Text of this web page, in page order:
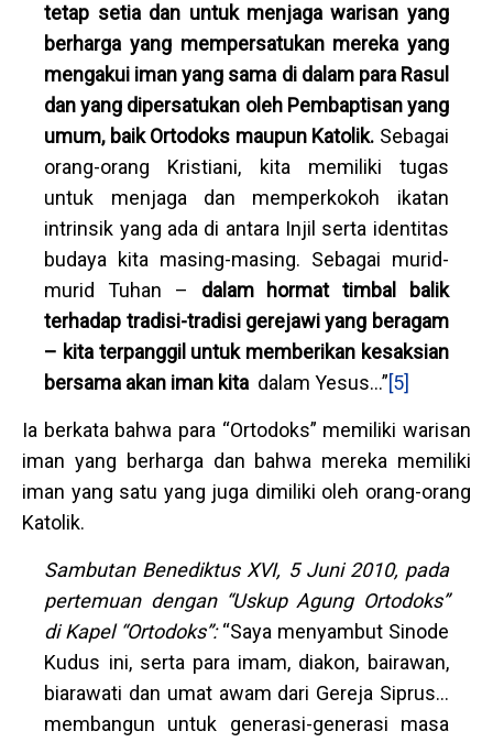
tetap setia dan untuk menjaga warisan yang
berharga yang mempersatukan mereka yang
mengakui iman yang sama di dalam para Rasul
dan yang dipersatukan oleh Pembaptisan yang
umum, baik Ortodoks maupun Katolik. Sebagai
orang-orang Kristiani, kita memiliki tugas
untuk menjaga dan memperkokoh ikatan
intrinsik yang ada di antara Injil serta identitas
budaya kita masing-masing. Sebagai murid-
murid Tuhan – dalam hormat timbal balik
terhadap tradisi-tradisi gerejawi yang beragam
– kita terpanggil untuk memberikan kesaksian
bersama akan iman kita dalam Yesus…”[5]
Ia berkata bahwa para “Ortodoks” memiliki warisan
iman yang berharga dan bahwa mereka memiliki
iman yang satu yang juga dimiliki oleh orang-orang
Katolik.
Sambutan Benediktus XVI, 5 Juni 2010, pada
pertemuan dengan “Uskup Agung Ortodoks”
di Kapel “Ortodoks”:“Saya menyambut Sinode
Kudus ini, serta para imam, diakon, bairawan,
biarawati dan umat awam dari Gereja Siprus…
membangun untuk generasi-generasi masa